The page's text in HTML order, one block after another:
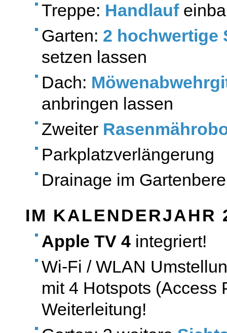
Treppe: Handlauf
Garten: 2 hochwertige
setzen lassen
Dach:
anbringen lassen
Zweiter
Parkplatzverlängerung
Drainage im
IM KALENDERJAHR
Apple TV 4 integriert!
Wi-Fi / WLAN
mit 4 Hotspots (Access
Weiterleitung!